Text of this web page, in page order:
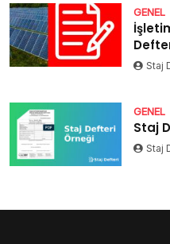
GENEL
Staj
GENEL
Staj
Staj